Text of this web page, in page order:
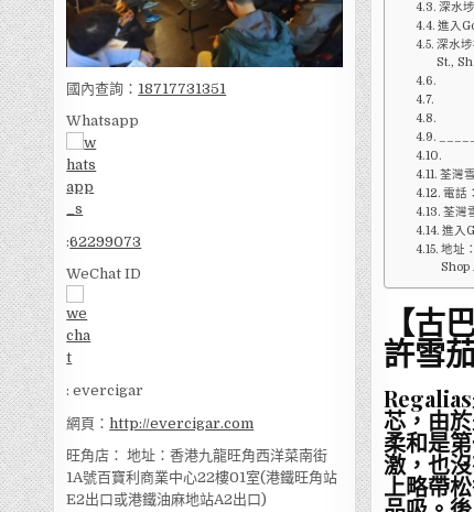
國內查詢： 18717731351
Whatsapp
:62299073
WeChat ID
: evercigar
網頁：http://evercigar.com
旺角店： 地址：香港九龍旺角西洋菜南街
1A號百寶利商業中心22樓01室(港鐵旺角站
E2出口或港鐵油麻地站A2出口)
深水
進入
深水
St.,
荃灣
電話
荃灣
進入
地址
Shop
【古
許雪
芯，由
柔和是
激，也
上略帶